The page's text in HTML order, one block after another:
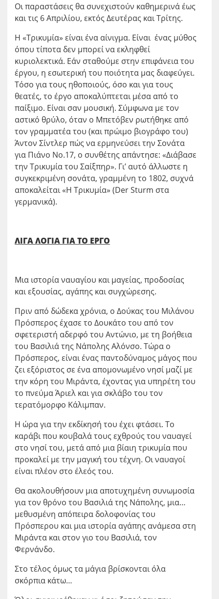
Οι παραστάσεις θα συνεχιστούν καθημερινά έως
και τις 6 Απριλίου, εκτός Δευτέρας και Τρίτης.
Η «Τρικυμία» είναι ένα αίνιγμα. Είναι ένας μύθος
όπου τίποτα δεν μπορεί να εκληφθεί
κυριολεκτικά. Εάν σταθούμε στην επιφάνεια του
έργου, η εσωτερική του ποιότητα μας διαφεύγει.
Τόσο για τους ηθοποιούς, όσο και για τους
θεατές, το έργο αποκαλύπτεται μέσα από το
παίξιμο. Είναι σαν μουσική. Σύμφωνα με τον
αστικό θρύλο, όταν ο Μπετόβεν ρωτήθηκε από
τον γραμματέα του (και πρώιμο βιογράφο του)
Άντον Σίντλερ πώς να ερμηνεύσει την Σονάτα
για Πιάνο Νο.17, ο συνθέτης απάντησε: «Διάβασε
την Τρικυμία του Σαίξπηρ». Γι’ αυτό άλλωστε η
συγκεκριμένη σονάτα, γραμμένη το 1802, συχνά
αποκαλείται «Η Τρικυμία» (Der Sturm στα
γερμανικά).
ΛΙΓΑ ΛΟΓΙΑ ΓΙΑ ΤΟ ΕΡΓΟ
Μια ιστορία ναυαγίου και μαγείας, προδοσίας
και εξουσίας, αγάπης και συγχώρεσης.
Πριν από δώδεκα χρόνια, ο Δούκας του Μιλάνου
Πρόσπερος έχασε το Δουκάτο του από τον
σφετεριστή αδερφό του Αντώνιο, με τη βοήθεια
του Βασιλιά της Νάπολης Αλόνσο. Τώρα ο
Πρόσπερος, είναι ένας παντοδύναμος μάγος που
ζει εξόριστος σε ένα απομονωμένο νησί μαζί με
την κόρη του Μιράντα, έχοντας για υπηρέτη του
το πνεύμα Άριελ και για σκλάβο του τον
τερατόμορφο Κάλιμπαν.
Η ώρα για την εκδίκησή του έχει φτάσει. Το
καράβι που κουβαλά τους εχθρούς του ναυαγεί
στο νησί του, μετά από μια βίαιη τρικυμία που
προκαλεί με την μαγική του τέχνη. Οι ναυαγοί
είναι πλέον στο έλεός του.
Θα ακολουθήσουν μια αποτυχημένη συνωμοσία
για τον θρόνο του Βασιλιά της Νάπολης, μια…
μεθυσμένη απόπειρα δολοφονίας του
Πρόσπερου και μια ιστορία αγάπης ανάμεσα στη
Μιράντα και στον γιο του Βασιλιά, τον
Φερνάνδο.
Στο τέλος όμως τα μάγια βρίσκονται όλα
σκόρπια κάτω…